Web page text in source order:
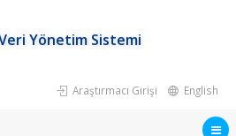
Yönetim Sistemi
Araştırmacı Girişi English